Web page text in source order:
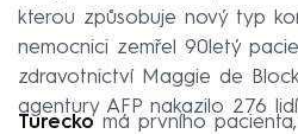
kterou způsobuje nový typ
nemocnici zemřel 90letý
zdravotnictví Maggie de
agentury AFP nakazilo 276
Turecko má prvního